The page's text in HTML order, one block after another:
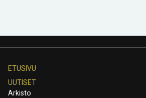
ETUSIVU
UUTISET
Arkisto